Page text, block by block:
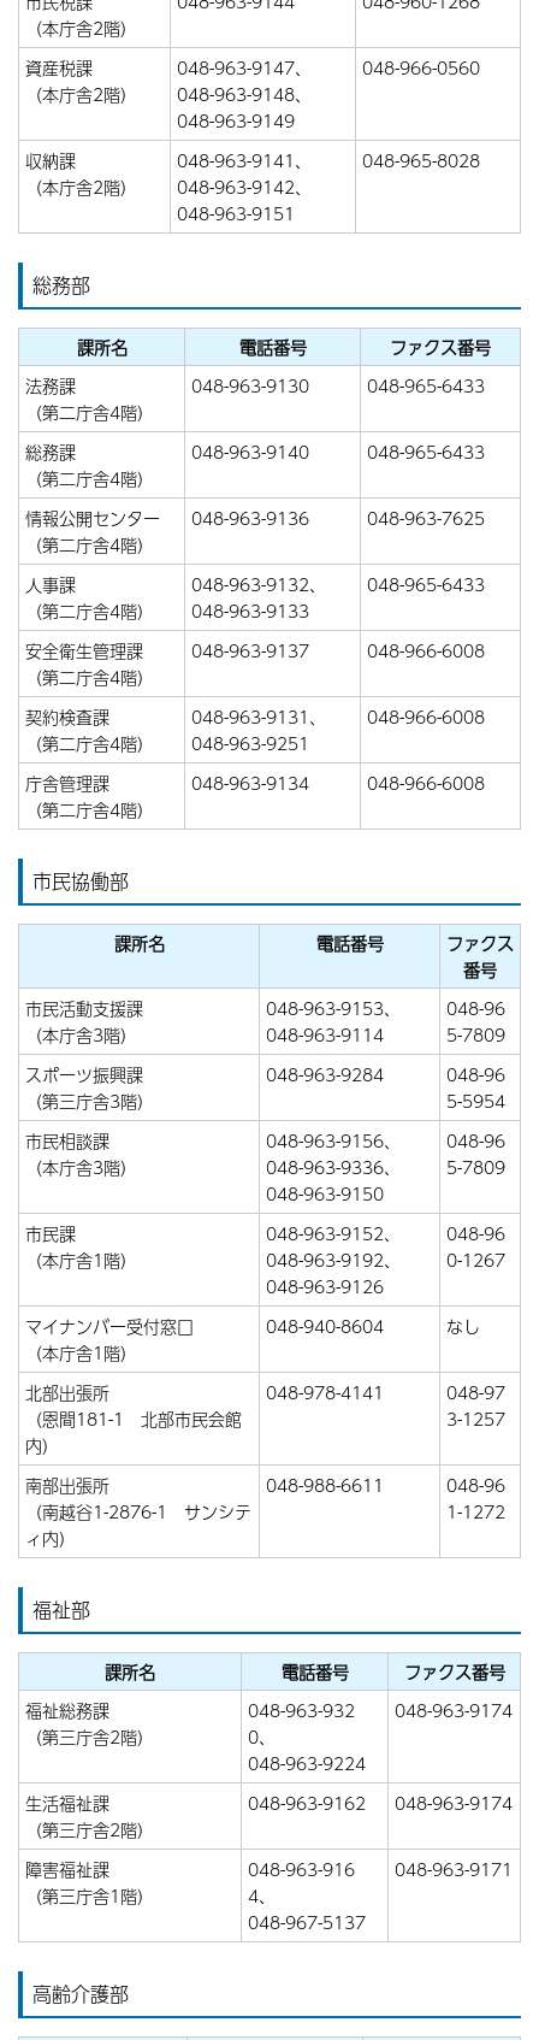
（本庁舎2階）
資産税課
（本庁舎2階）
048-963-9147、
048-963-9148、
048-963-9149
048-966-0560
収納課
（本庁舎2階）
048-963-9141、
048-963-9142、
048-963-9151
048-965-8028
総務部
課所名 電話番号
ファクス番号
法務課
（第二庁舎4階）
048-963-9130 048-965-6433
総務課
（第二庁舎4階）
048-963-9140 048-965-6433
情報公開センター
（第二庁舎4階）
048-963-9136 048-963-7625
人事課
（第二庁舎4階）
048-963-9132、
048-963-9133
048-965-6433
安全衛生管理課
（第二庁舎4階）
048-963-9137 048-966-6008
契約検査課
（第二庁舎4階）
048-963-9131、
048-963-9251
048-966-6008
庁舎管理課
（第二庁舎4階）
048-963-9134 048-966-6008
市民協働部
課所名 電話番号
ファクス
番号
市民活動支援課
（本庁舎3階）
048-963-9153、
048-963-9114
048-96
5-7809
スポーツ振興課
（第三庁舎3階）
048-963-9284
048-96
5-5954
市民相談課
（本庁舎3階）
048-963-9156、
048-963-9336、
048-963-9150
048-96
5-7809
市民課
（本庁舎1階）
048-963-9152、
048-963-9192、
048-963-9126
048-96
0-1267
マイナンバー受付窓口
（本庁舎1階）
048-940-8604 なし
北部出張所
（恩間181-1 北部市民会館
内）
048-978-4141
048-97
3-1257
南部出張所
（南越谷1-2876-1 サンシテ
ィ内）
048-988-6611
048-96
1-1272
福祉部
課所名 電話番号
ファクス番号
福祉総務課
（第三庁舎2階）
048-963-932
0、
048-963-9224
048-963-9174
生活福祉課
（第三庁舎2階）
048-963-9162 048-963-9174
障害福祉課
（第三庁舎1階）
048-963-916
4、
048-967-5137
048-963-9171
高齢介護部